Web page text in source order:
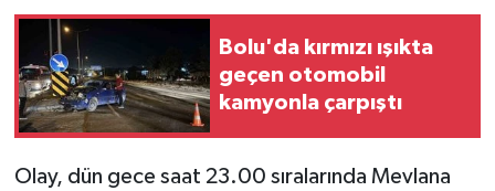
Bolu'da kırmızı ışıkta
geçen otomobil
kamyonla çarpıştı
Olay, dün gece saat 23.00 sıralarında Mevlana